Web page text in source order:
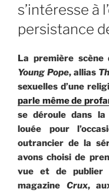
s’intéresse à
persistance
La première scène
Young Pope, allias
sexuelles d’une
parle même de
se déroule dans la
louée pour
outrancier de la
avons choisi de
vue et de publier
magazine Crux,